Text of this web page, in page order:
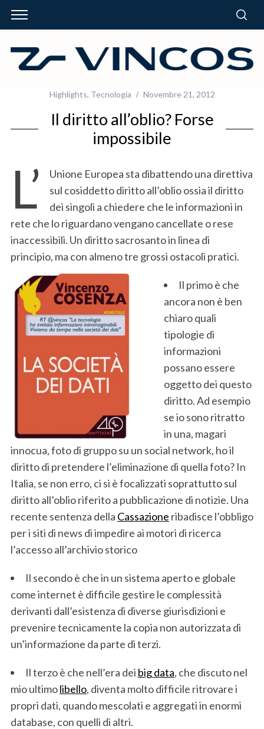
Highlights, Tecnologia Novembre 21, 2012
Il diritto all’oblio? Forse
impossibile
L’
Unione Europea sta dibattendo una direttiva
sul cosiddetto diritto all’oblio ossia il diritto
dei singoli a chiedere che le informazioni in
rete che lo riguardano vengano cancellate o rese
inaccessibili. Un diritto sacrosanto in linea di
principio, ma con almeno tre grossi ostacoli pratici.
Il primo è che
ancora non è ben
chiaro quali
tipologie di
informazioni
possano essere
oggetto dei questo
diritto. Ad esempio
se io sono ritratto
in una, magari
innocua, foto di gruppo su un social network, ho il
diritto di pretendere l’eliminazione di quella foto? In
Italia, se non erro, ci si è focalizzati soprattutto sul
diritto all’oblio riferito a pubblicazione di notizie. Una
recente sentenza della Cassazione ribadisce l’obbligo
per i siti di news di impedire ai motori di ricerca
l’accesso all’archivio storico
Il secondo è che in un sistema aperto e globale
come internet è difficile gestire le complessità
derivanti dall’esistenza di diverse giurisdizioni e
prevenire tecnicamente la copia non autorizzata di
un’informazione da parte di terzi.
Il terzo è che nell’era dei big data, che discuto nel
mio ultimolibello, diventa molto difficile ritrovare i
propri dati, quando mescolati e aggregati in enormi
database, con quelli di altri.